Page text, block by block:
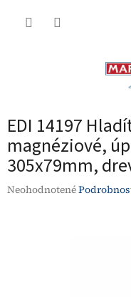
EDI 14197
magnéziové,
305x79mm,
Priemerné
Neohodnotené